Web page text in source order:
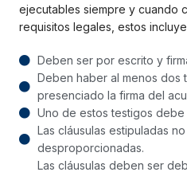
ejecutables siempre y cuando
requisitos legales, estos
Deben ser por escrito y
Deben haber al menos dos
presenciado la firma del
Uno de estos testigos debe
Las cláusulas estipuladas
desproporcionadas.
Las cláusulas deben ser